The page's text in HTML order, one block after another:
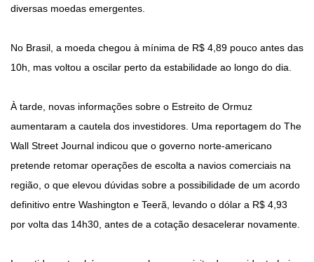
diversas moedas emergentes.
No Brasil, a moeda chegou à mínima de R$ 4,89 pouco antes das
10h, mas voltou a oscilar perto da estabilidade ao longo do dia.
À tarde, novas informações sobre o Estreito de Ormuz
aumentaram a cautela dos investidores. Uma reportagem do The
Wall Street Journal indicou que o governo norte-americano
pretende retomar operações de escolta a navios comerciais na
região, o que elevou dúvidas sobre a possibilidade de um acordo
definitivo entre Washington e Teerã, levando o dólar a R$ 4,93
por volta das 14h30, antes de a cotação desacelerar novamente.